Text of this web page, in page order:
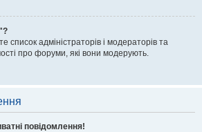
список адміністраторів і модераторів та
про форуми, які вони модерують.
повідомлення!